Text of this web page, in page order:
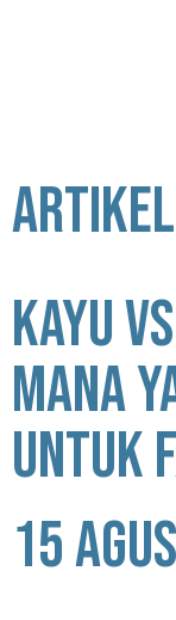
ARTIKEL
Kayu
Mana
untuk
15